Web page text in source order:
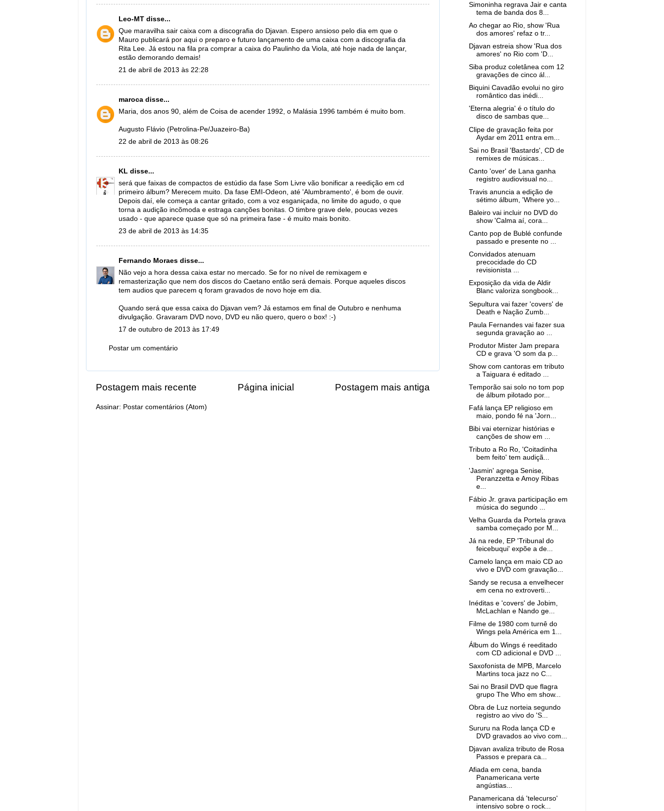
Leo-MT disse...
Que maravilha sair caixa com a discografia do Djavan. Espero ansioso pelo dia em que o
Mauro publicará por aqui o preparo e futuro lançamento de uma caixa com a discografia da
Rita Lee. Já estou na fila pra comprar a caixa do Paulinho da Viola, até hoje nada de lançar,
estão demorando demais!
21 de abril de 2013 às 22:28
maroca disse...
Maria, dos anos 90, além de Coisa de acender 1992, o Malásia 1996 também é muito bom.
Augusto Flávio (Petrolina-Pe/Juazeiro-Ba)
22 de abril de 2013 às 08:26
KL disse...
será que faixas de compactos de estúdio da fase Som Livre vão bonificar a reedição em cd
primeiro álbum? Merecem muito. Da fase EMI-Odeon, até 'Alumbramento', é bom de ouvir.
Depois daí, ele começa a cantar gritado, com a voz esganiçada, no limite do agudo, o que
torna a audição incõmoda e estraga canções bonitas. O timbre grave dele, poucas vezes
usado - que aparece quase que só na primeira fase - é muito mais bonito.
23 de abril de 2013 às 14:35
Fernando Moraes disse...
Não vejo a hora dessa caixa estar no mercado. Se for no nível de remixagem e
remasterização que nem dos discos do Caetano então será demais. Porque aqueles discos
tem audios que parecem q foram gravados de novo hoje em dia.
Quando será que essa caixa do Djavan vem? Já estamos em final de Outubro e nenhuma
divulgação. Gravaram DVD novo, DVD eu não quero, quero o box! :-)
17 de outubro de 2013 às 17:49
Postar um comentário
Postagem mais recente Postagem mais antiga
Página inicial
Assinar: Postar comentários (Atom)
Simoninha regrava Jair e canta
tema de banda dos 8...
Ao chegar ao Rio, show 'Rua
dos amores' refaz o tr...
Djavan estreia show 'Rua dos
amores' no Rio com 'D...
Siba produz coletânea com 12
gravações de cinco ál...
Biquini Cavadão evolui no giro
romântico das inédi...
'Eterna alegria' é o título do
disco de sambas que...
Clipe de gravação feita por
Aydar em 2011 entra em...
Sai no Brasil 'Bastards', CD de
remixes de músicas...
Canto 'over' de Lana ganha
registro audiovisual no...
Travis anuncia a edição de
sétimo álbum, 'Where yo...
Baleiro vai incluir no DVD do
show 'Calma aí, cora...
Canto pop de Bublé confunde
passado e presente no ...
Convidados atenuam
precocidade do CD
revisionista ...
Exposição da vida de Aldir
Blanc valoriza songbook...
Sepultura vai fazer 'covers' de
Death e Nação Zumb...
Paula Fernandes vai fazer sua
segunda gravação ao ...
Produtor Mister Jam prepara
CD e grava 'O som da p...
Show com cantoras em tributo
a Taiguara é editado ...
Temporão sai solo no tom pop
de álbum pilotado por...
Fafá lança EP religioso em
maio, pondo fé na 'Jorn...
Bibi vai eternizar histórias e
canções de show em ...
Tributo a Ro Ro, 'Coitadinha
bem feito' tem audiçã...
'Jasmin' agrega Senise,
Peranzzetta e Amoy Ribas
e...
Fábio Jr. grava participação em
música do segundo ...
Velha Guarda da Portela grava
samba começado por M...
Já na rede, EP 'Tribunal do
feicebuqui' expõe a de...
Camelo lança em maio CD ao
vivo e DVD com gravação...
Sandy se recusa a envelhecer
em cena no extroverti...
Inéditas e 'covers' de Jobim,
McLachlan e Nando ge...
Filme de 1980 com turnê do
Wings pela América em 1...
Álbum do Wings é reeditado
com CD adicional e DVD ...
Saxofonista de MPB, Marcelo
Martins toca jazz no C...
Sai no Brasil DVD que flagra
grupo The Who em show...
Obra de Luz norteia segundo
registro ao vivo do 'S...
Sururu na Roda lança CD e
DVD gravados ao vivo com...
Djavan avaliza tributo de Rosa
Passos e prepara ca...
Afiada em cena, banda
Panamericana verte
angústias...
Panamericana dá 'telecurso'
intensivo sobre o rock...